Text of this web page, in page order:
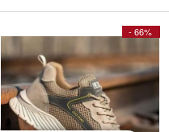
- 66%